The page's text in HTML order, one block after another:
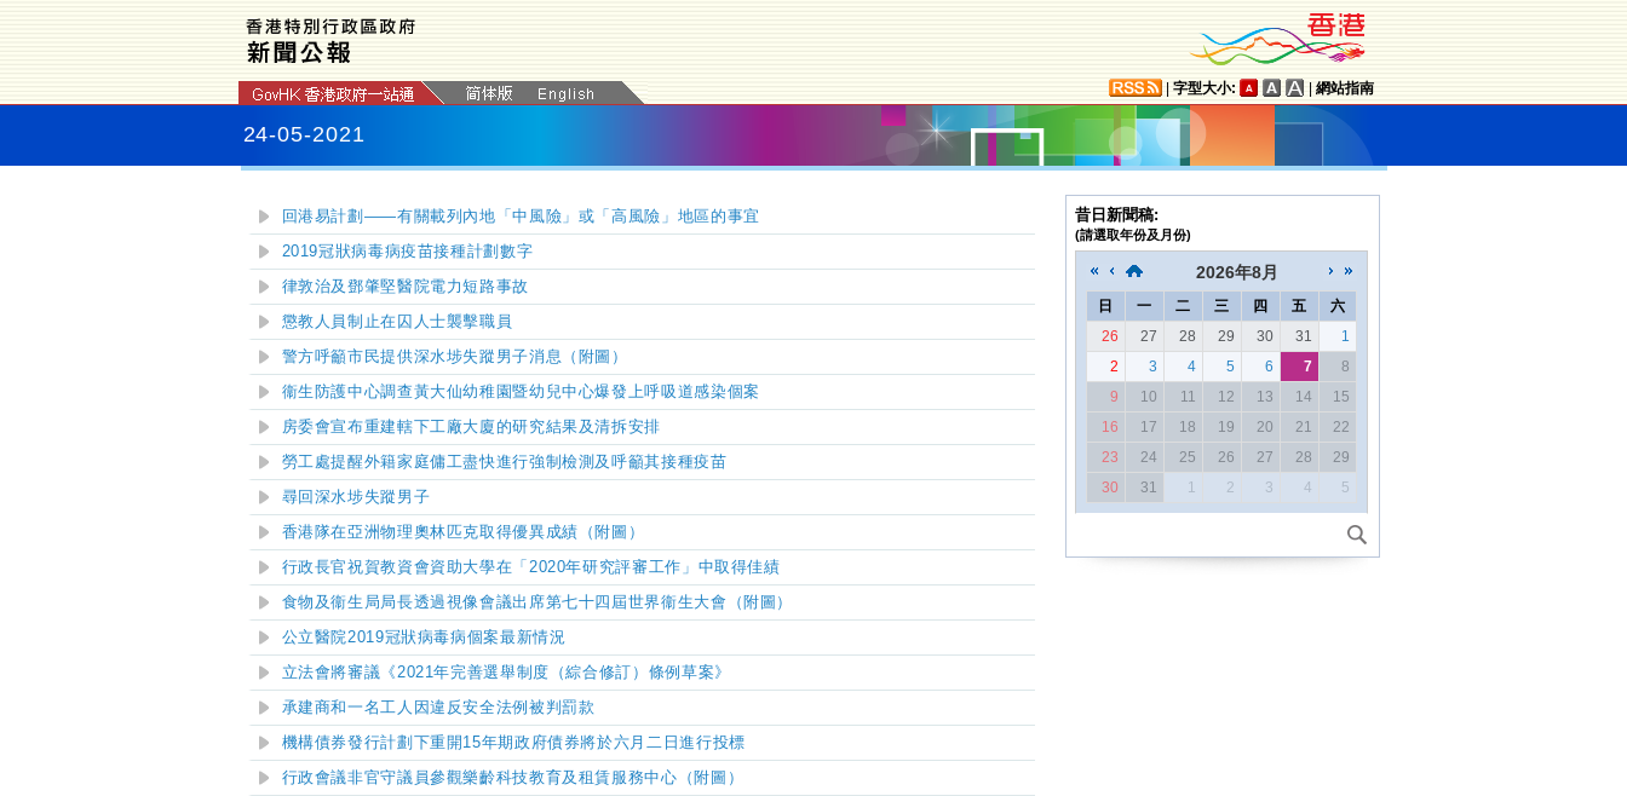
字型大小: 網站指南
24-05-2021
回港易計劃——有關載列內地「中風險」或「高風險」地區的事宜
2019冠狀病毒病疫苗接種計劃數字
律敦治及鄧肇堅醫院電力短路事故
懲教人員制止在囚人士襲擊職員
警方呼籲市民提供深水埗失蹤男子消息（附圖）
衞生防護中心調查黃大仙幼稚園暨幼兒中心爆發上呼吸道感染個案
房委會宣布重建轄下工廠大廈的研究結果及清拆安排
勞工處提醒外籍家庭傭工盡快進行強制檢測及呼籲其接種疫苗
尋回深水埗失蹤男子
香港隊在亞洲物理奧林匹克取得優異成績（附圖）
行政長官祝賀教資會資助大學在「2020年研究評審工作」中取得佳績
食物及衞生局局長透過視像會議出席第七十四屆世界衞生大會（附圖）
公立醫院2019冠狀病毒病個案最新情況
立法會將審議《2021年完善選舉制度（綜合修訂）條例草案》
承建商和一名工人因違反安全法例被判罰款
機構債券發行計劃下重開15年期政府債券將於六月二日進行投標
行政會議非官守議員參觀樂齡科技教育及租賃服務中心（附圖）
昔日新聞稿:
(請選取年份及月份)
2026年8月
日 一 二 三 四 五
六
26
27 28 29 30 31
1
2
3 4 5 6 7
8
9
10 11 12 13 14
15
16
17 18 19 20 21
22
23
24 25 26 27 28
29
30
31 1 2 3 4 5